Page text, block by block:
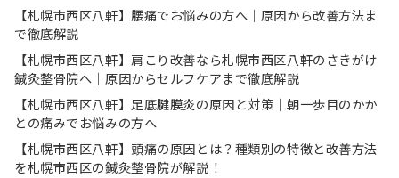
【札幌市西区八軒】腰痛でお悩みの方へ｜原因から改善方法ま
で徹底解説
【札幌市西区八軒】肩こり改善なら札幌市西区八軒のさきがけ
鍼灸整骨院へ｜原因からセルフケアまで徹底解説
【札幌市西区八軒】足底腱膜炎の原因と対策｜朝一歩目のかか
との痛みでお悩みの方へ
【札幌市西区八軒】頭痛の原因とは？種類別の特徴と改善方法
を札幌市西区の鍼灸整骨院が解説！